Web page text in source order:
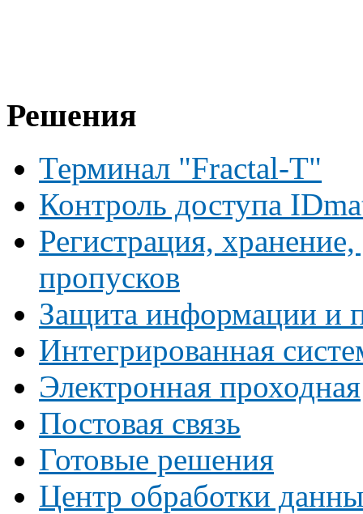
Решения
Терминал "Fractal-T"
Контроль доступа
Регистрация,
пропусков
Защита информации и
Интегрированная
Электронная проходная
Постовая связь
Готовые решения
Центр обработки